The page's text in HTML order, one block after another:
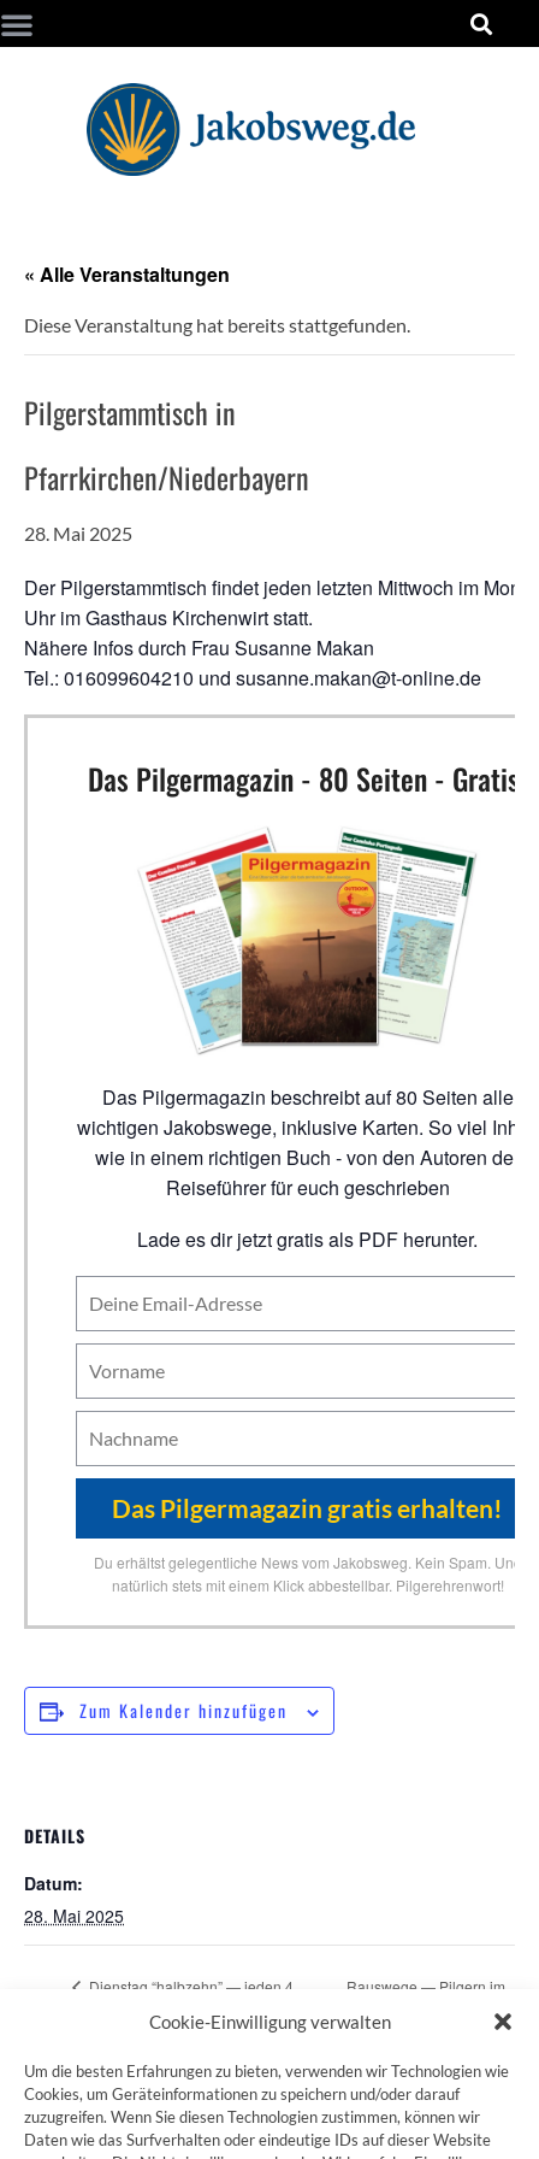
Cookie-Einwilligung verwalten
Um die besten Erfahrungen zu bieten, verwenden wir Technologien wie
Cookies, um Geräteinformationen zu speichern und/oder darauf
zuzugreifen. Wenn Sie diesen Technologien zustimmen, können wir
Daten wie das Surfverhalten oder eindeutige IDs auf dieser Website
« Alle Veranstaltungen
Diese Veranstaltung hat bereits stattgefunden.
Pilgerstammtisch in
Pfarrkirchen/Niederbayern
28. Mai 2025
Der Pilgerstammtisch findet jeden letzten Mittwoch im
Uhr im Gasthaus Kirchenwirt statt.
Nähere Infos durch Frau Susanne Makan
Tel.: 016099604210 und susanne.makan@t-online.de
Das Pilgermagazin - 80 Seiten - Gratis!
Das Pilgermagazin beschreibt auf 80 Seiten alle
wichtigen Jakobswege, inklusive Karten. So viel Inhalt
wie in einem richtigen Buch - von den Autoren der
Reiseführer für euch geschrieben
Lade es dir jetzt gratis als PDF herunter.
Du erhältst gelegentliche News vom Jakobsweg. Kein Spam. Und
natürlich stets mit einem Klick abbestellbar. Pilgerehrenwort!
Zum Kalender hinzufügen
DETAILS
Datum:
28. Mai 2025
Dienstag “halbzehn” — jeden 4.
Dienstag im Monat
Rauswege — Pilgern im
Stadtpark
ZUM JAKOBSWEG SHOP